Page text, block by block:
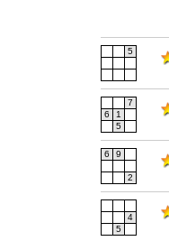
5
7
6
1
5
6 9
2
4
5